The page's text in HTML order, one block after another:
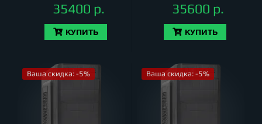
35400 р.
КУПИТЬ
35600 р.
КУПИТЬ
Ваша скидка: -5% Ваша скидка: -5%